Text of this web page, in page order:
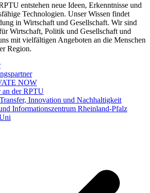
entstehen neue Ideen, Erkenntnisse und
Technologien. Unser Wissen findet
in Wirtschaft und Gesellschaft. Wir sind
Wirtschaft, Politik und Gesellschaft und
mit vielfältigen Angeboten an die Menschen
Region.
NOW
an der RPTU
Innovation und Nachhaltigkeit
Informationszentrum Rheinland-Pfalz